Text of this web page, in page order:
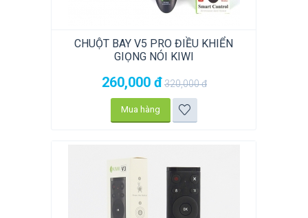
CHUỘT BAY V5 PRO ĐIỀU KHIỂN
GIỌNG NÓI KIWI
260,000 đ320,000đ
Mua hàng